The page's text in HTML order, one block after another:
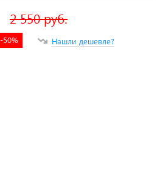
2 550 руб.
-50% Нашли дешевле?